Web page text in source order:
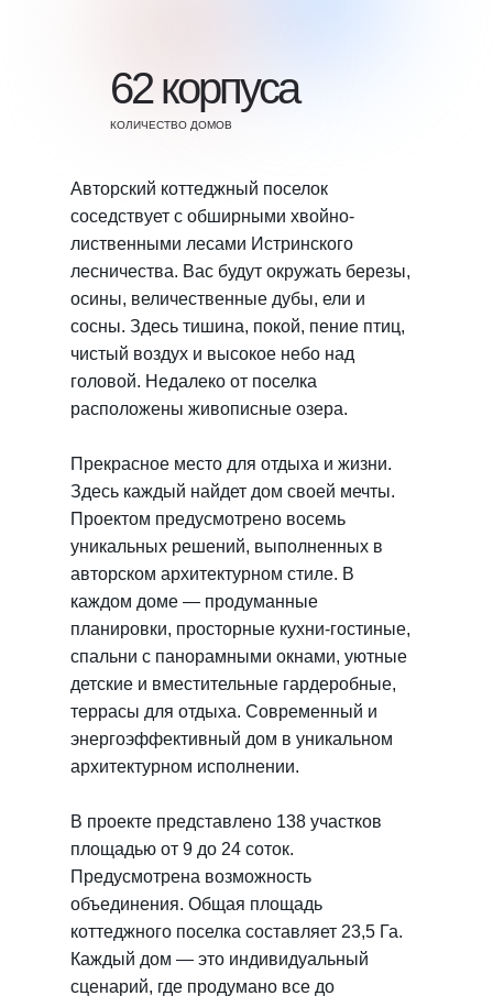
Авторский коттеджный поселок
соседствует с обширными хвойно-
лиственными лесами Истринского
лесничества. Вас будут окружать березы,
осины, величественные дубы, ели и
сосны. Здесь тишина, покой, пение птиц,
чистый воздух и высокое небо над
головой. Недалеко от поселка
расположены живописные озера.
Прекрасное место для отдыха и жизни.
Здесь каждый найдет дом своей мечты.
Проектом предусмотрено восемь
уникальных решений, выполненных в
авторском архитектурном стиле. В
каждом доме — продуманные
планировки, просторные кухни-гостиные,
спальни с панорамными окнами, уютные
детские и вместительные гардеробные,
террасы для отдыха. Современный и
энергоэффективный дом в уникальном
архитектурном исполнении.
В проекте представлено 138 участков
площадью от 9 до 24 соток.
Предусмотрена возможность
объединения. Общая площадь
коттеджного поселка составляет 23,5 Га.
Каждый дом — это индивидуальный
сценарий, где продумано все до
62 корпуса
КОЛИЧЕСТВО ДОМОВ